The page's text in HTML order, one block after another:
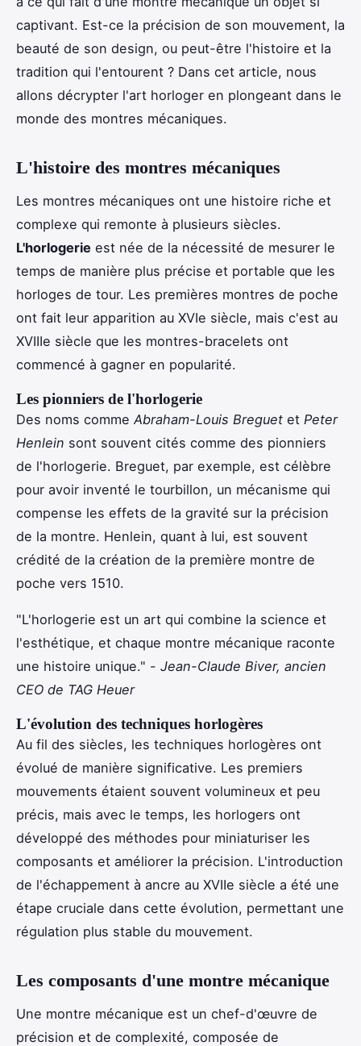
captivant. Est-ce la précision de son mouvement, la
beauté de son design, ou peut-être l'histoire et la
tradition qui l'entourent ? Dans cet article, nous
allons décrypter l'art horloger en plongeant dans le
monde des montres mécaniques.
L'histoire des montres mécaniques
Les montres mécaniques ont une histoire riche et
complexe qui remonte à plusieurs siècles.
L'horlogerie est née de la nécessité de mesurer le
temps de manière plus précise et portable que les
horloges de tour. Les premières montres de poche
ont fait leur apparition au XVIe siècle, mais c'est au
XVIIIe siècle que les montres-bracelets ont
commencé à gagner en popularité.
Les pionniers de l'horlogerie
Des noms comme Abraham-Louis Breguet et Peter
Henlein sont souvent cités comme des pionniers
de l'horlogerie. Breguet, par exemple, est célèbre
pour avoir inventé le tourbillon, un mécanisme qui
compense les effets de la gravité sur la précision
de la montre. Henlein, quant à lui, est souvent
crédité de la création de la première montre de
poche vers 1510.
"L'horlogerie est un art qui combine la science et
l'esthétique, et chaque montre mécanique raconte
une histoire unique." - Jean-Claude Biver, ancien
CEO de TAG Heuer
L'évolution des techniques horlogères
Au fil des siècles, les techniques horlogères ont
évolué de manière significative. Les premiers
mouvements étaient souvent volumineux et peu
précis, mais avec le temps, les horlogers ont
développé des méthodes pour miniaturiser les
composants et améliorer la précision. L'introduction
de l'échappement à ancre au XVIIe siècle a été une
étape cruciale dans cette évolution, permettant une
régulation plus stable du mouvement.
Les composants d'une montre mécanique
Une montre mécanique est un chef-d'œuvre de
précision et de complexité, composée de